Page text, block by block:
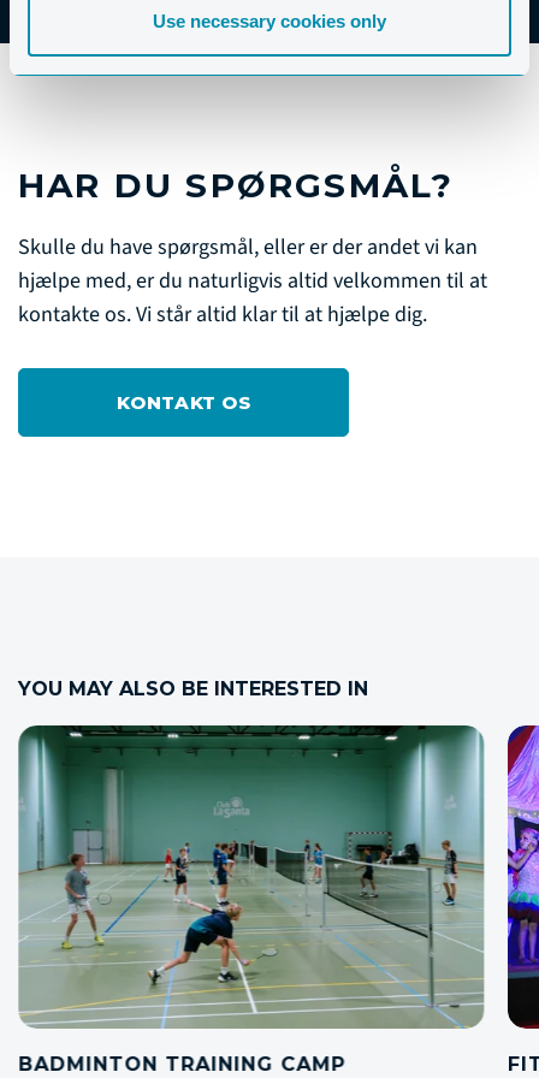
Use necessary cookies only
HAR DU SPØRGSMÅL?
Skulle du have spørgsmål, eller er der andet vi kan
hjælpe med, er du naturligvis altid velkommen til at
kontakte os. Vi står altid klar til at hjælpe dig.
KONTAKT OS
YOU MAY ALSO BE INTERESTED IN
FIT 'N' FUN KIDZ & TEENZ